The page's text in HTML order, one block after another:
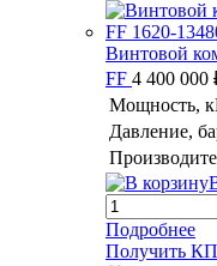
Винтовой
FF 4 400 000
Мощность,
Давление,
Подробнее
Получить КП